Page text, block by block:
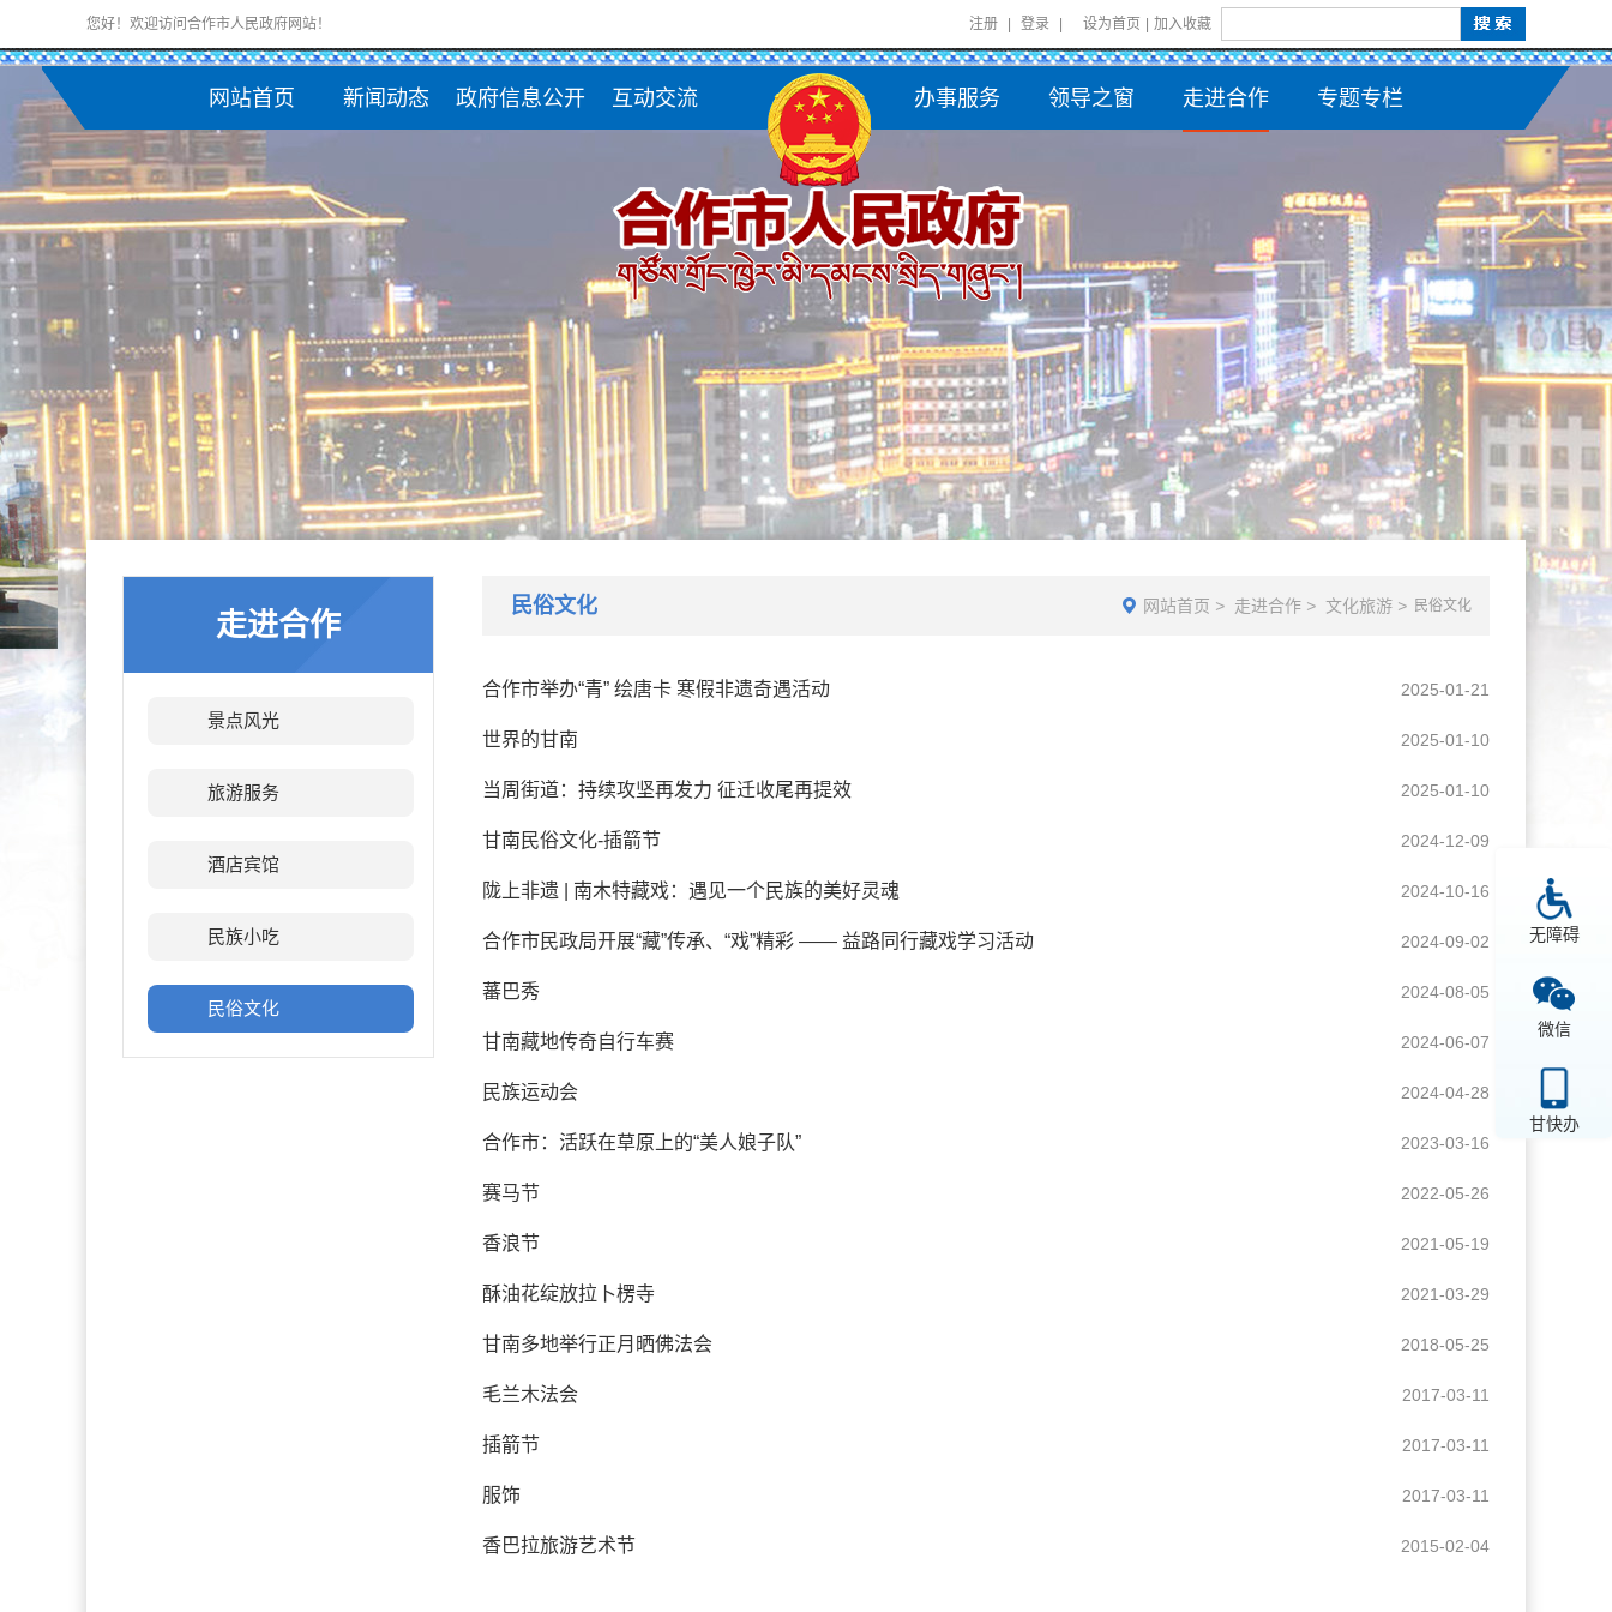
无障碍
微信
甘快办
您好！欢迎访问合作市人民政府网站！ 注册 登录 设为首页 加入收藏
网站首页 新闻动态 政府信息公开 互动交流 办事服务 领导之窗 走进合作 专题专栏
走进合作
景点风光
旅游服务
酒店宾馆
民族小吃
民俗文化
民俗文化 网站首页 > 走进合作 > 文化旅游 > 民俗文化
合作市举办“青” 绘唐卡 寒假非遗奇遇活动 2025-01-21
世界的甘南 2025-01-10
当周街道：持续攻坚再发力 征迁收尾再提效 2025-01-10
甘南民俗文化-插箭节 2024-12-09
陇上非遗 | 南木特藏戏：遇见一个民族的美好灵魂 2024-10-16
合作市民政局开展“藏”传承、“戏”精彩 —— 益路同行藏戏学习活动 2024-09-02
蕃巴秀 2024-08-05
甘南藏地传奇自行车赛 2024-06-07
民族运动会 2024-04-28
合作市：活跃在草原上的“美人娘子队” 2023-03-16
赛马节 2022-05-26
香浪节 2021-05-19
酥油花绽放拉卜楞寺 2021-03-29
甘南多地举行正月晒佛法会 2018-05-25
毛兰木法会 2017-03-11
插箭节 2017-03-11
服饰 2017-03-11
香巴拉旅游艺术节 2015-02-04